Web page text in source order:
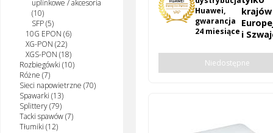
uplinkowe / akcesoria
(10)
SFP (5)
10G EPON (6)
XG-PON (22)
XGS-PON (18)
Rozbiegówki (10)
Różne (7)
Sieci napowietrzne (70)
Spawarki (13)
Splittery (79)
Tacki spawów (7)
Tłumiki (12)
Huawei,
gwarancja
24 miesiące i
Niedostępne